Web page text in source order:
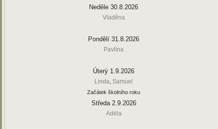
Neděle 30.8.2026
Vladěna
Pondělí 31.8.2026
Pavlína
Úterý 1.9.2026
Linda, Samuel
Začátek školního roku
Středa 2.9.2026
Adéla